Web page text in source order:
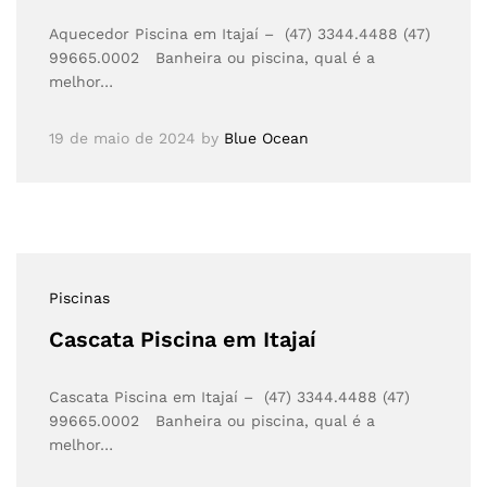
Aquecedor Piscina em Itajaí – (47) 3344.4488 (47)
99665.0002 Banheira ou piscina, qual é a
melhor…
19 de maio de 2024 by Blue Ocean
Piscinas
Cascata Piscina em Itajaí
Cascata Piscina em Itajaí – (47) 3344.4488 (47)
99665.0002 Banheira ou piscina, qual é a
melhor…